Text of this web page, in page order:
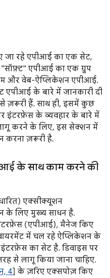
जा रहे एपीआई का एक सेट,
एपीआई का एक ग्रुप
और वेब-ऐप्लिकेशन एपीआई.
एपीआई के बारे में जानकारी दी
ज़रूरी हैं. साथ ही, इसमें कुछ
के व्यवहार के बारे में
लागू करने के लिए, इस सेक्शन में
करना ज़रूरी है.
के साथ काम करने की
एक्सीक्यूशन
के लिए मुख्य साधन है.
इंटरफ़ेस (एपीआई), मैनेज किए
में चल रहे ऐप्लिकेशन के
इंटरफ़ेस का सेट है. डिवाइस पर
से लागू किया जाना चाहिए.
4] के ज़रिए एक्सपोज़ किए